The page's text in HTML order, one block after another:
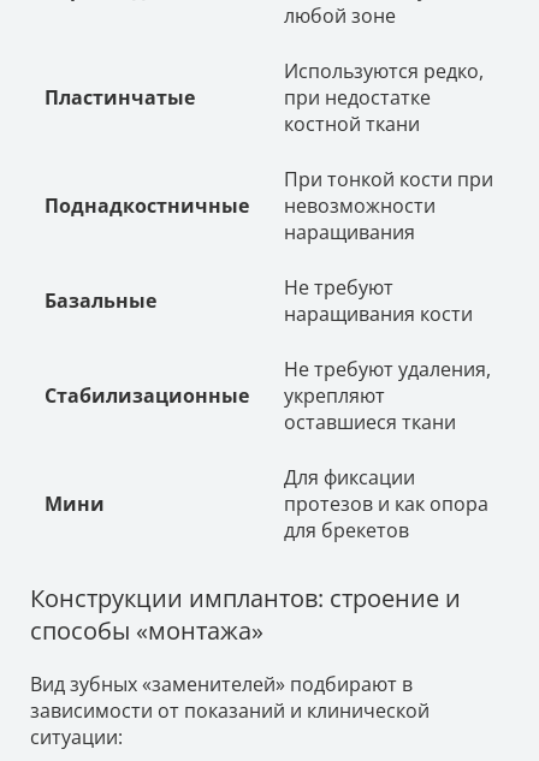
любой зоне
Пластинчатые
Используются редко,
при недостатке
костной ткани
Поднадкостничные
При тонкой кости при
невозможности
наращивания
Базальные
Не требуют
наращивания кости
Стабилизационные
Не требуют удаления,
укрепляют
оставшиеся ткани
Мини
Для фиксации
протезов и как опора
для брекетов
Конструкции имплантов: строение и
способы «монтажа»
Вид зубных «заменителей» подбирают в
зависимости от показаний и клинической
ситуации: